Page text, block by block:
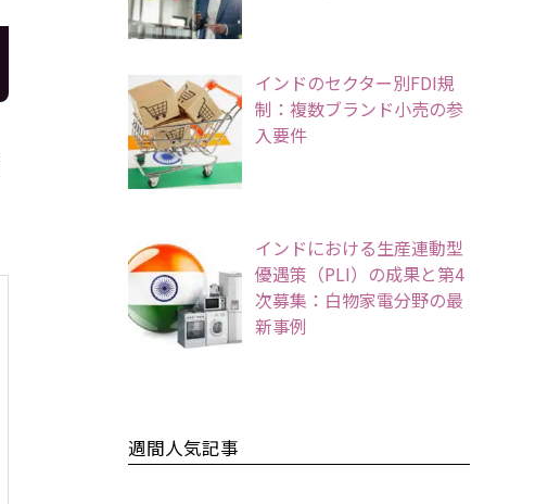
インドのセクター別FDI規
制：複数ブランド小売の参
入要件
インドにおける生産連動型
優遇策（PLI）の成果と第4
次募集：白物家電分野の最
新事例
週間人気記事